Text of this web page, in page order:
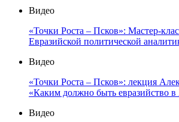
Видео
«Точки Роста – Псков»: Мастер-
Евразийской политической
Видео
«Точки Роста – Псков»: лекция
«Каким должно быть евразийство
Видео